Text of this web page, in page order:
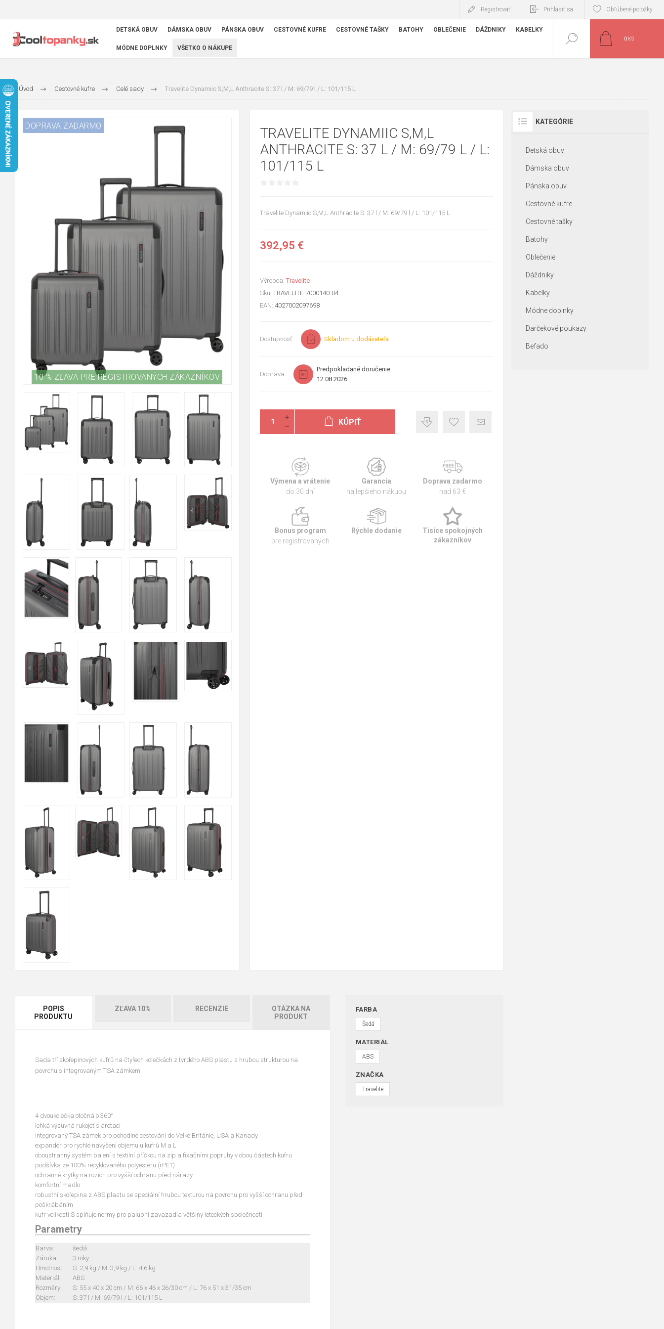
Registrovať Prihlásiť sa Obľúbené položky
DETSKÁ OBUV DÁMSKA OBUV PÁNSKA OBUV CESTOVNÉ KUFRE CESTOVNÉ TAŠKY BATOHY OBLEČENIE DÁŽDNIKY KABELKY
MÓDNE DOPLNKY VŠETKO O NÁKUPE
0 KS
Úvod Cestovné kufre Celé sady Travelite Dynamiic S,M,L Anthracite S: 37 l / M: 69/79 l / L: 101/115 L
DOPRAVA ZADARMO
10 % ZĽAVA PRE REGISTROVANÝCH ZÁKAZNÍKOV
TRAVELITE DYNAMIIC S,M,L
ANTHRACITE S: 37 L / M: 69/79 L / L:
101/115 L
Travelite Dynamiic S,M,L Anthracite S: 37 l / M: 69/79 l / L: 101/115 L
392,95 €
Výrobca: Travelite
Sku: TRAVELITE-7000140-04
EAN: 4027002097698
Dostupnosť: Skladom u dodávateľa
Doprava:
Predpokladané doručenie
12.08.2026
KÚPIŤ
Výmena a vrátenie
do 30 dní
Garancia
najlepšieho nákupu
Doprava zadarmo
nad 63 €
Bonus program
pre registrovaných
Rýchle dodanie
Tisíce spokojných
zákazníkov
POPIS
PRODUKTU
ZĽAVA 10% RECENZIE
OTÁZKA NA
PRODUKT
Sada tří skořepinových kufrů na čtyřech kolečkách z tvrdého ABS plastu s hrubou strukturou na
povrchu s integrovaným TSA zámkem.
4 dvoukolečka otočná o 360°
lehká výsuvná rukojeť s aretací
integrovaný TSA zámek pro pohodlné cestování do Velké Británie, USA a Kanady
expandér pro rychlé navýšení objemu u kufrů M a L
oboustranný systém balení s textilní příčkou na zip a fixačními popruhy v obou částech kufru
podšívka ze 100% recyklovaného polyesteru (rPET)
ochranné krytky na rozích pro vyšší ochranu před nárazy
komfortní madlo
robustní skořepina z ABS plastu se speciální hrubou texturou na povrchu pro vyšší ochranu před
poškrábáním
kufr velikosti S splňuje normy pro palubní zavazadla většiny leteckých společností
Parametry
Barva:
šedá
Záruka:
3 roky
Hmotnost:
S: 2,9 kg / M: 3,9 kg / L: 4,6 kg
Materiál:
ABS
Rozměry:
S: 55 x 40 x 20 cm / M: 66 x 46 x 26/30 cm / L: 76 x 51 x 31/35 cm
Objem:
S: 37 l / M: 69/79 l / L: 101/115 L
FARBA
Šedá
MATERIÁL
ABS
ZNAČKA
Travelite
KATEGÓRIE
Detská obuv
Dámska obuv
Pánska obuv
Cestovné kufre
Cestovné tašky
Batohy
Oblečenie
Dáždniky
Kabelky
Módne doplnky
Darčekové poukazy
Befado